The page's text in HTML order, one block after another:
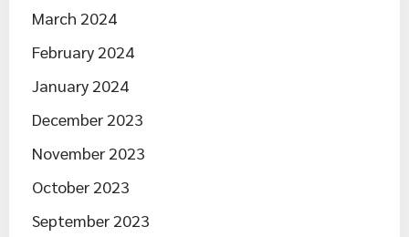
March 2024
February 2024
January 2024
December 2023
November 2023
October 2023
September 2023